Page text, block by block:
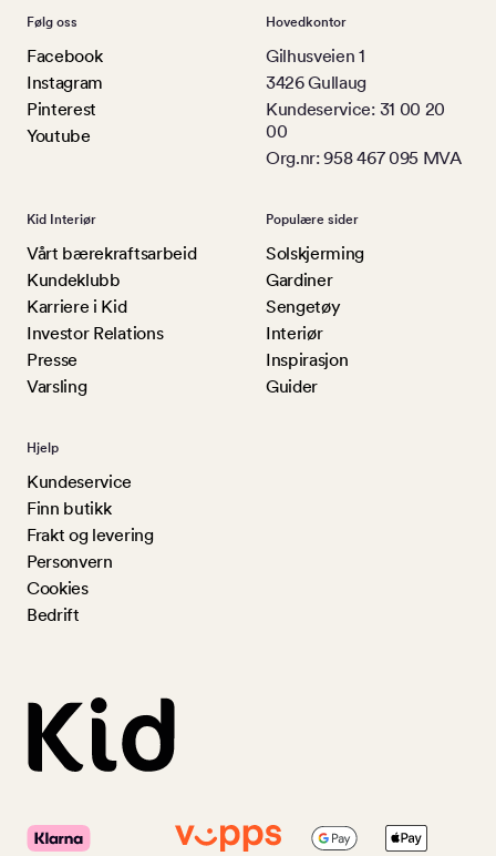
Følg oss
Facebook
Instagram
Pinterest
Youtube
Hovedkontor
Gilhusveien 1
3426 Gullaug
Kundeservice: 31 00 20
00
Org.nr: 958 467 095 MVA
Kid Interiør
Vårt bærekraftsarbeid
Kundeklubb
Karriere i Kid
Investor Relations
Presse
Varsling
Populære sider
Solskjerming
Gardiner
Sengetøy
Interiør
Inspirasjon
Guider
Hjelp
Kundeservice
Finn butikk
Frakt og levering
Personvern
Cookies
Bedrift